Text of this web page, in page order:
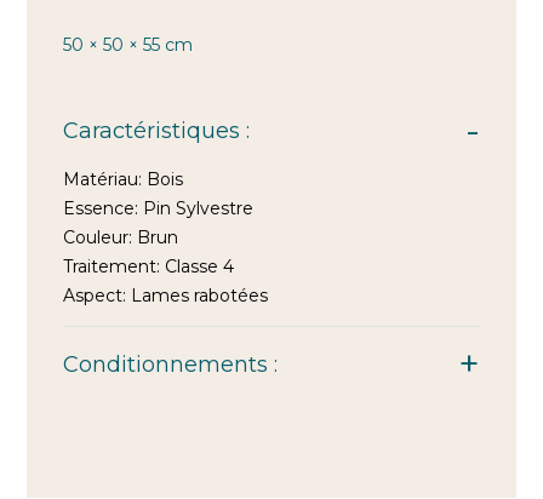
50 × 50 × 55 cm
Caractéristiques :
Matériau: Bois
Essence: Pin Sylvestre
Couleur: Brun
Traitement: Classe 4
Aspect: Lames rabotées
Conditionnements :